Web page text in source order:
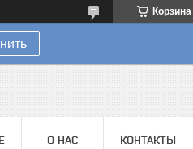
Корзина
О НАС КОНТАКТЫ